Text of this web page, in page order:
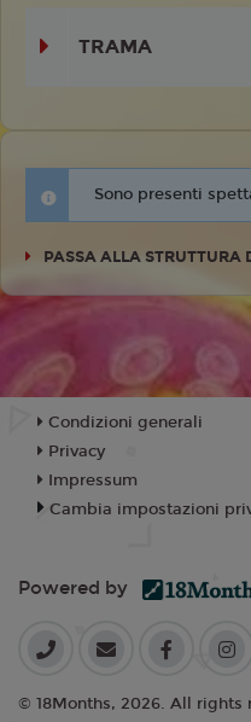
TRAMA
Sono presenti
PASSA ALLA
Condizioni generali
Privacy
Impressum
Cambia impostazioni
Powered by
© 18Months, 2026. All rights